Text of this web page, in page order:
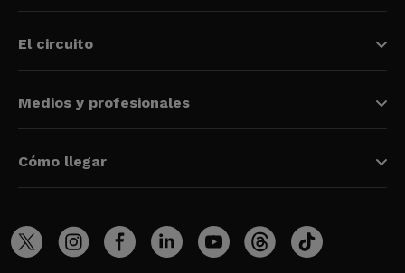
El circuito
Medios y profesionales
Cómo llegar